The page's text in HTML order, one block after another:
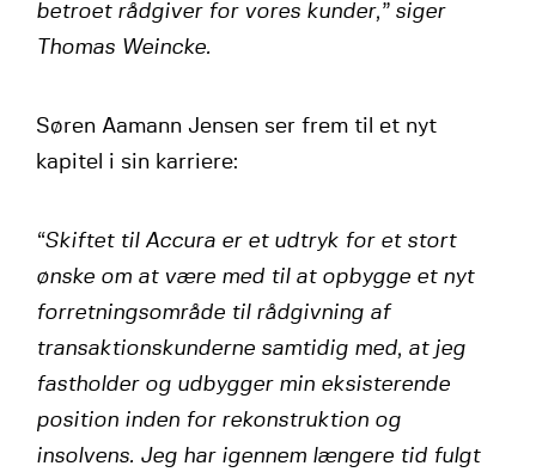
betroet rådgiver for vores kunder,” siger
Thomas Weincke.
Søren Aamann Jensen ser frem til et nyt
kapitel i sin karriere:
“Skiftet til Accura er et udtryk for et stort
ønske om at være med til at opbygge et nyt
forretningsområde til rådgivning af
transaktionskunderne samtidig med, at jeg
fastholder og udbygger min eksisterende
position inden for rekonstruktion og
insolvens. Jeg har igennem længere tid fulgt